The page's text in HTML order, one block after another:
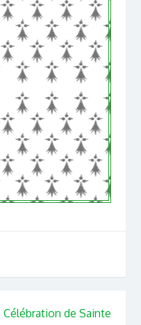
Célébration de Sainte